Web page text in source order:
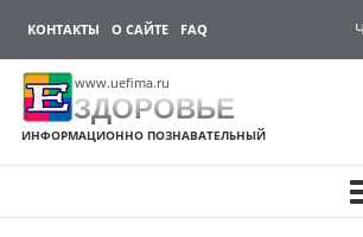
КОНТАКТЫ О САЙТЕ FAQ
www.uefima.ru
ЗДОРОВЬЕ
ИНФОРМАЦИОННО ПОЗНАВАТЕЛЬНЫЙ